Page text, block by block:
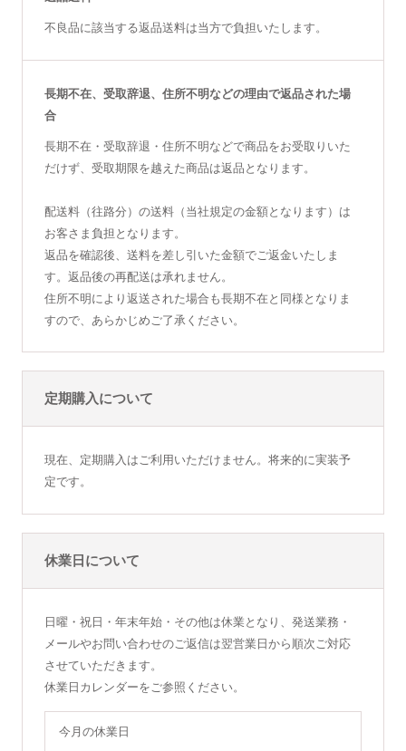
不良品に該当する返品送料は当方で負担いたします。
長期不在、受取辞退、住所不明などの理由で返品された場
合
長期不在・受取辞退・住所不明などで商品をお受取りいた
だけず、受取期限を越えた商品は返品となります。
配送料（往路分）の送料（当社規定の金額となります）は
お客さま負担となります。
返品を確認後、送料を差し引いた金額でご返金いたしま
す。返品後の再配送は承れません。
住所不明により返送された場合も長期不在と同様となりま
すので、あらかじめご了承ください。
定期購入について
現在、定期購入はご利用いただけません。将来的に実装予
定です。
休業日について
日曜・祝日・年末年始・その他は休業となり、発送業務・
メールやお問い合わせのご返信は翌営業日から順次ご対応
させていただきます。
休業日カレンダーをご参照ください。
今月の休業日